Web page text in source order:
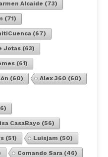
Alcaide (73)
(71)
(67)
Jotas(63)
(61)
(60) Alex 360 (60)
CasaBayo (56)
(51) Luisjam (50)
Comando Sara(46)